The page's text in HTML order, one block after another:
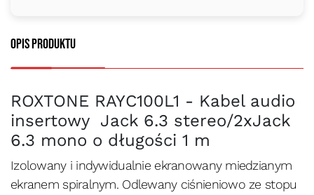
Opis produktu
ROXTONE RAYC100L1 - Kabel audio
insertowy Jack 6.3 stereo/2xJack
6.3 mono o długości 1 m
Izolowany i indywidualnie ekranowany miedzianym
ekranem spiralnym. Odlewany ciśnieniowo ze stopu